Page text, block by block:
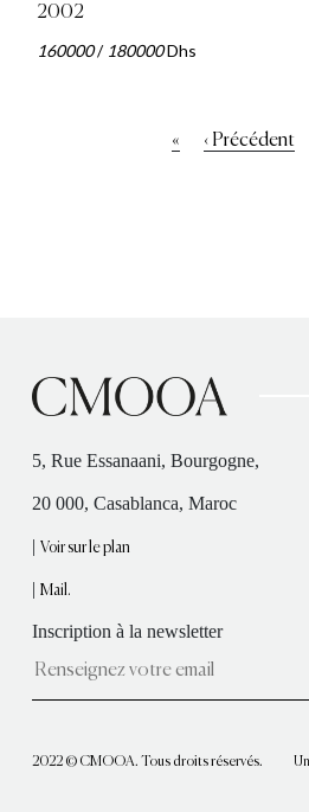
2002
160000/ 180000Dhs
Première
«
Page
‹ Précédent
5, Rue Essanaani, Bourgogne,
20 000, Casablanca, Maroc
|Voir sur le plan
|Mail.
Inscription à la newsletter
2022 © CMOOA. Tous droits réservés.